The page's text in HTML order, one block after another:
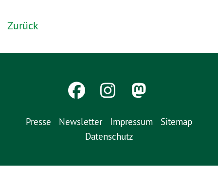
Zurück
Presse Newsletter Impressum
Sitemap
Datenschutz